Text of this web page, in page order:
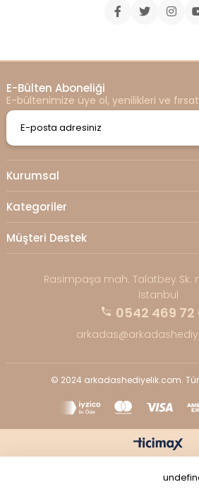
Rasimpaşa mah. Talatbey Sk.
İstanbul
0542 469 72
Kurumsal
Kategoriler
Müşteri Destek
E-Bülten Aboneliği
E-bültenimize üye ol, yenilikleri ve
© 2024 arkadashediyelik.com. Tüm